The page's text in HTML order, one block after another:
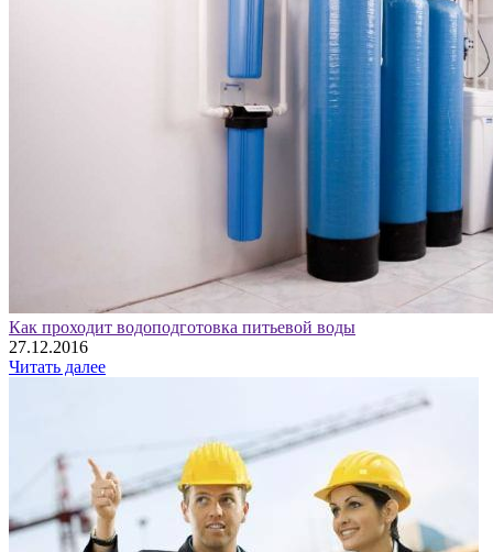
Как проходит водоподготовка питьевой воды
27.12.2016
Читать далее